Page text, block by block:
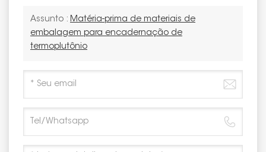
Assunto : Matéria-prima de materiais de
embalagem para encadernação de
termoplutônio